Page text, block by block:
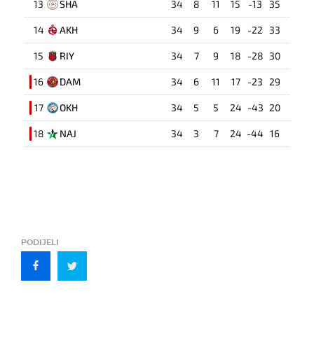
13 SHA 34 8 11 15 -13 35
14 AKH 34 9 6 19 -22 33
15 RIY 34 7 9 18 -28 30
16 DAM 34 6 11 17 -23 29
17 OKH 34 5 5 24 -43 20
18 NAJ 34 3 7 24 -44 16
PODIJELI